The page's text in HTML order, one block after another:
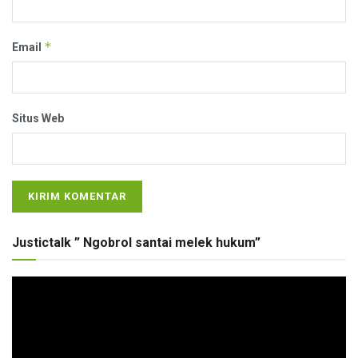
Email *
Situs Web
Justictalk ” Ngobrol santai melek hukum”